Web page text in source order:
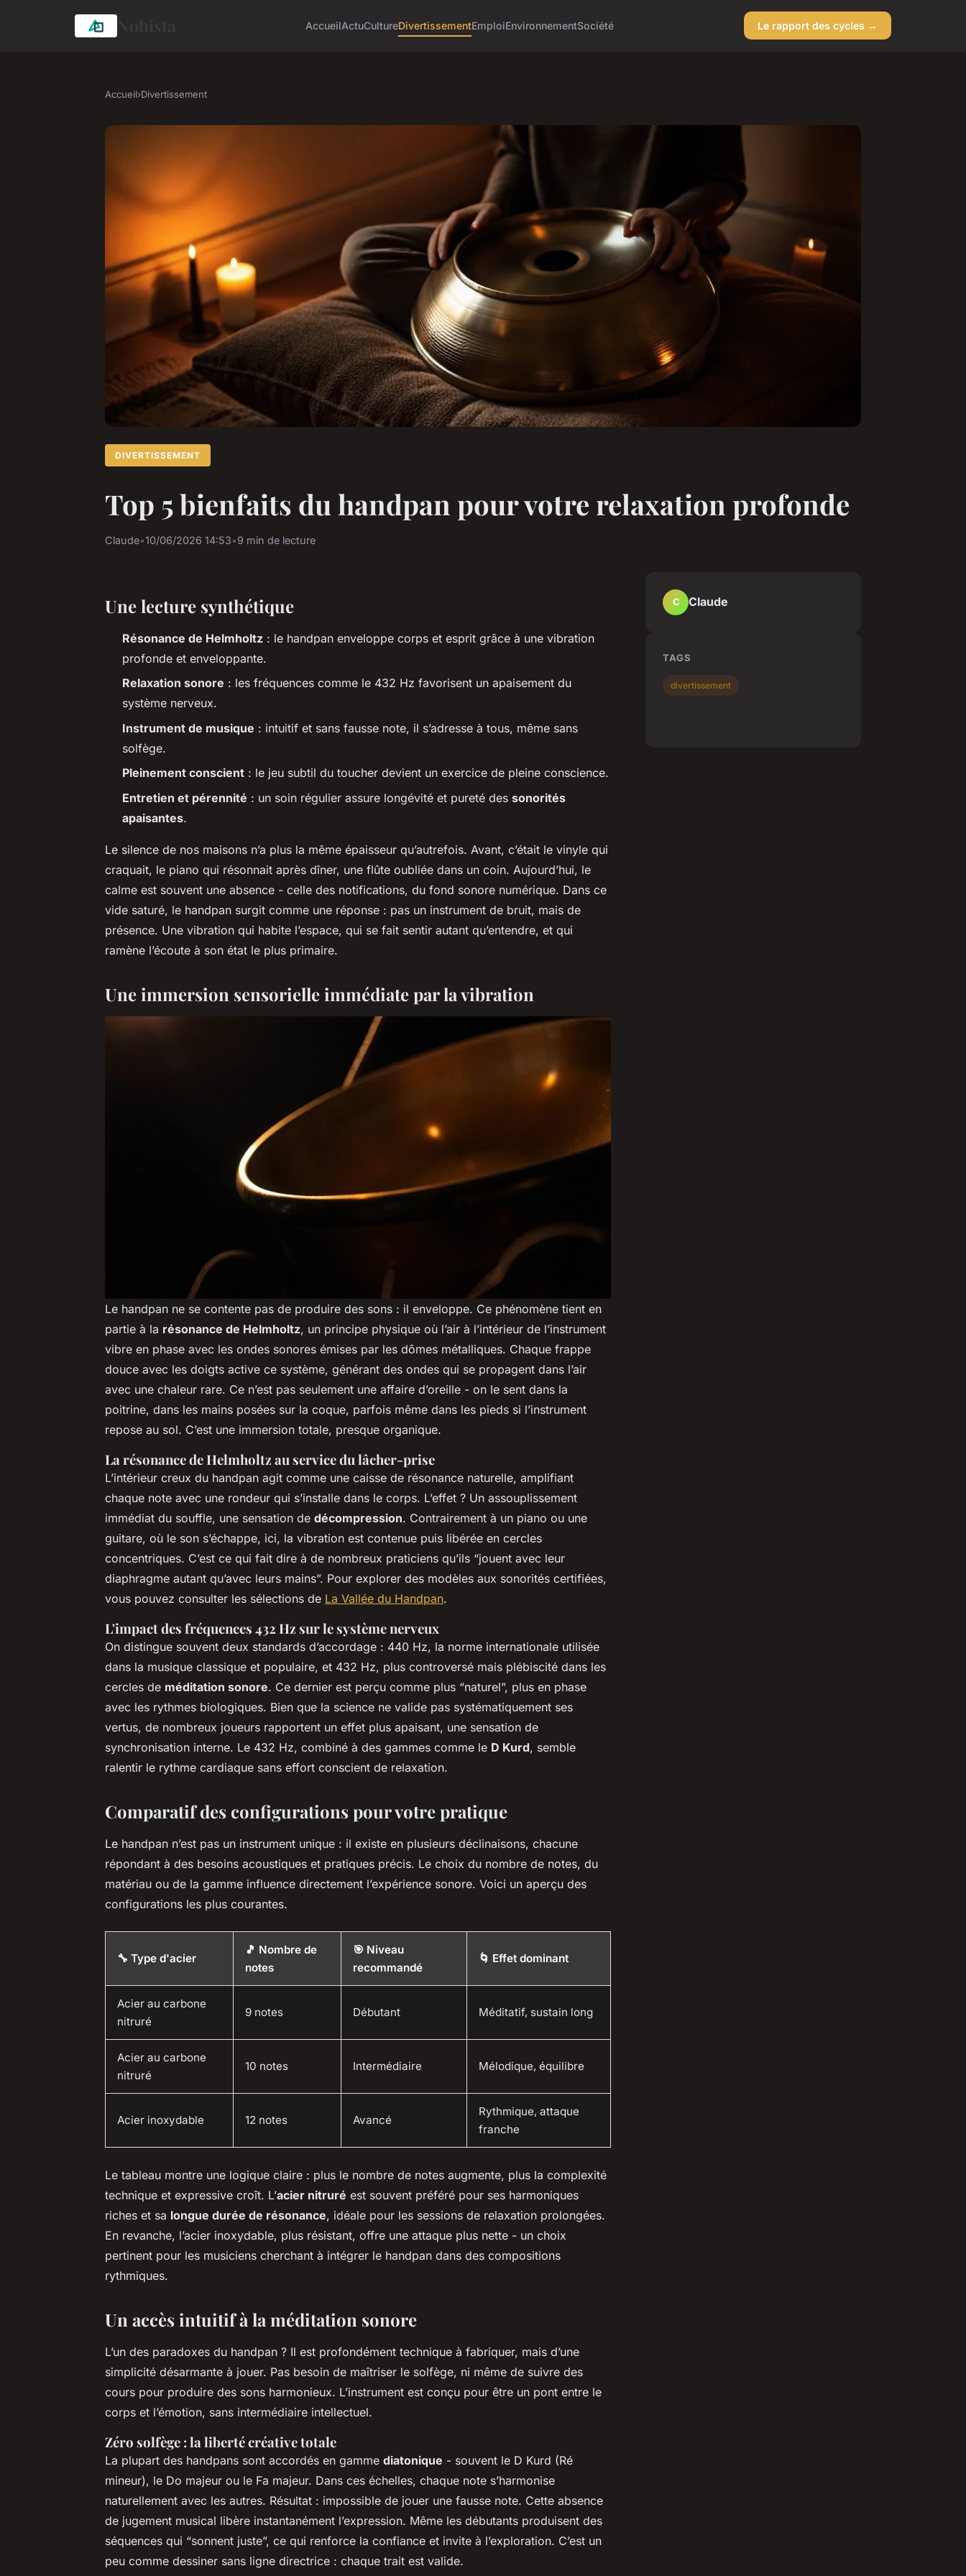
AccueilActuCultureDivertissementEmploiEnvironnementSociété Le rapport des cycles →
Accueil›Divertissement
DIVERTISSEMENT
Top 5 bienfaits du handpan pour votre relaxation profonde
Claude•10/06/2026 14:53•9 min de lecture
Une lecture synthétique
Résonance de Helmholtz : le handpan enveloppe corps et esprit grâce à une vibration
profonde et enveloppante.
Relaxation sonore : les fréquences comme le 432 Hz favorisent un apaisement du
système nerveux.
Instrument de musique : intuitif et sans fausse note, il s’adresse à tous, même sans
solfège.
Pleinement conscient : le jeu subtil du toucher devient un exercice de pleine conscience.
Entretien et pérennité : un soin régulier assure longévité et pureté des sonorités
apaisantes.
Le silence de nos maisons n’a plus la même épaisseur qu’autrefois. Avant, c’était le vinyle qui
craquait, le piano qui résonnait après dîner, une flûte oubliée dans un coin. Aujourd’hui, le
calme est souvent une absence - celle des notifications, du fond sonore numérique. Dans ce
vide saturé, le handpan surgit comme une réponse : pas un instrument de bruit, mais de
présence. Une vibration qui habite l’espace, qui se fait sentir autant qu’entendre, et qui
ramène l’écoute à son état le plus primaire.
Une immersion sensorielle immédiate par la vibration
Le handpan ne se contente pas de produire des sons : il enveloppe. Ce phénomène tient en
partie à la résonance de Helmholtz, un principe physique où l’air à l’intérieur de l’instrument
vibre en phase avec les ondes sonores émises par les dômes métalliques. Chaque frappe
douce avec les doigts active ce système, générant des ondes qui se propagent dans l’air
avec une chaleur rare. Ce n’est pas seulement une affaire d’oreille - on le sent dans la
poitrine, dans les mains posées sur la coque, parfois même dans les pieds si l’instrument
repose au sol. C’est une immersion totale, presque organique.
La résonance de Helmholtz au service du lâcher-prise
L’intérieur creux du handpan agit comme une caisse de résonance naturelle, amplifiant
chaque note avec une rondeur qui s’installe dans le corps. L’effet ? Un assouplissement
immédiat du souffle, une sensation de décompression. Contrairement à un piano ou une
guitare, où le son s’échappe, ici, la vibration est contenue puis libérée en cercles
concentriques. C’est ce qui fait dire à de nombreux praticiens qu’ils “jouent avec leur
diaphragme autant qu’avec leurs mains”. Pour explorer des modèles aux sonorités certifiées,
vous pouvez consulter les sélections de La Vallée du Handpan.
L'impact des fréquences 432 Hz sur le système nerveux
On distingue souvent deux standards d’accordage : 440 Hz, la norme internationale utilisée
dans la musique classique et populaire, et 432 Hz, plus controversé mais plébiscité dans les
cercles de méditation sonore. Ce dernier est perçu comme plus “naturel”, plus en phase
avec les rythmes biologiques. Bien que la science ne valide pas systématiquement ses
vertus, de nombreux joueurs rapportent un effet plus apaisant, une sensation de
synchronisation interne. Le 432 Hz, combiné à des gammes comme le D Kurd, semble
ralentir le rythme cardiaque sans effort conscient de relaxation.
Comparatif des configurations pour votre pratique
Le handpan n’est pas un instrument unique : il existe en plusieurs déclinaisons, chacune
répondant à des besoins acoustiques et pratiques précis. Le choix du nombre de notes, du
matériau ou de la gamme influence directement l’expérience sonore. Voici un aperçu des
configurations les plus courantes.
🔧 Type d'acier
🎵 Nombre de
notes
🎯 Niveau
recommandé
🌀 Effet dominant
Acier au carbone
nitruré
9 notes Débutant Méditatif, sustain long
Acier au carbone
nitruré
10 notes Intermédiaire Mélodique, équilibre
Acier inoxydable 12 notes Avancé
Rythmique, attaque
franche
Le tableau montre une logique claire : plus le nombre de notes augmente, plus la complexité
technique et expressive croît. L’acier nitruré est souvent préféré pour ses harmoniques
riches et sa longue durée de résonance, idéale pour les sessions de relaxation prolongées.
En revanche, l’acier inoxydable, plus résistant, offre une attaque plus nette - un choix
pertinent pour les musiciens cherchant à intégrer le handpan dans des compositions
rythmiques.
Un accès intuitif à la méditation sonore
L’un des paradoxes du handpan ? Il est profondément technique à fabriquer, mais d’une
simplicité désarmante à jouer. Pas besoin de maîtriser le solfège, ni même de suivre des
cours pour produire des sons harmonieux. L’instrument est conçu pour être un pont entre le
corps et l’émotion, sans intermédiaire intellectuel.
Zéro solfège : la liberté créative totale
La plupart des handpans sont accordés en gamme diatonique - souvent le D Kurd (Ré
mineur), le Do majeur ou le Fa majeur. Dans ces échelles, chaque note s’harmonise
naturellement avec les autres. Résultat : impossible de jouer une fausse note. Cette absence
de jugement musical libère instantanément l’expression. Même les débutants produisent des
séquences qui “sonnent juste”, ce qui renforce la confiance et invite à l’exploration. C’est un
peu comme dessiner sans ligne directrice : chaque trait est valide.
C Claude
TAGS
divertissement